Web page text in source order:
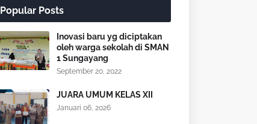
Popular Posts
Inovasi baru yg diciptakan
oleh warga sekolah di SMAN
1 Sungayang
September 20, 2022
JUARA UMUM KELAS XII
Januari 06, 2026